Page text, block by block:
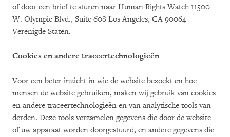
of door een brief te sturen naar Human Rights Watch 11500
W. Olympic Blvd., Suite 608 Los Angeles, CA 90064
Verenigde Staten.
Cookies en andere traceertechnologieën
Voor een beter inzicht in wie de website bezoekt en hoe
mensen de website gebruiken, maken wij gebruik van cookies
en andere traceertechnologieën en van analytische tools van
derden. Deze tools verzamelen gegevens die door de website
of uw apparaat worden doorgestuurd, en andere gegevens die